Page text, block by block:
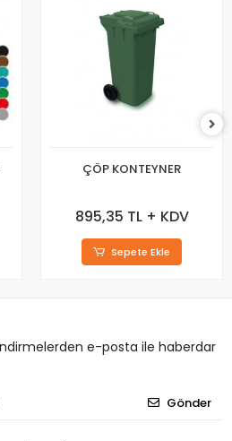
ÇÖP KONTEYNER
895,35 TL + KDV
Sepete Ekle
e-posta ile haberdar
Gönder